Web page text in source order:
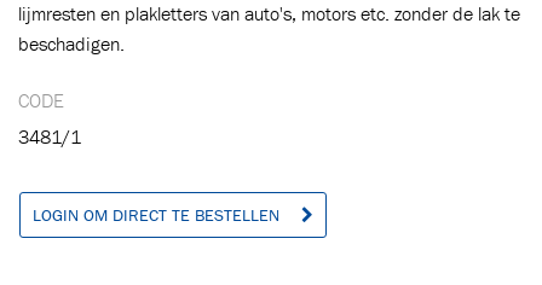
lijmresten en plakletters van auto's, motors etc. zonder de lak te
beschadigen.
CODE
3481/1
LOGIN OM DIRECT TE BESTELLEN
Toegevoegd aan winkelwagen
VERDER WINKELEN Ga naar winkelwagen